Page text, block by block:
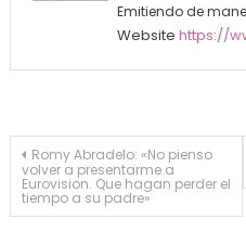
Emitiendo de
Website https://
Navegación
Romy Abradelo: «No pienso
volver a presentarme a
Eurovision. Que hagan perder el
tiempo a su padre»